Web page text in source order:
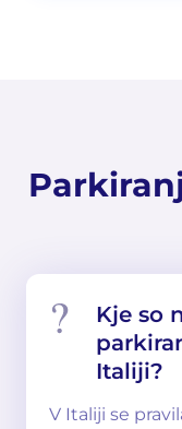
Kje so
Italiji?
V Italiji se